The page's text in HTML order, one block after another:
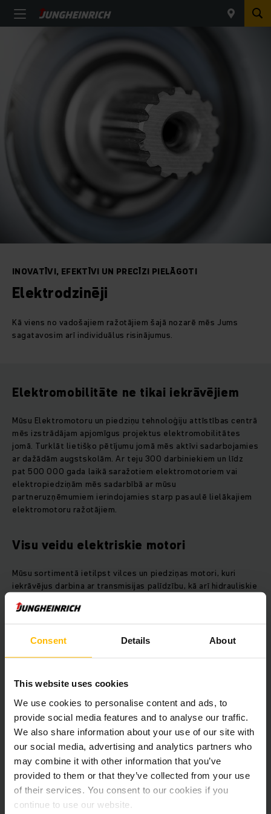
Consent Details About
This website uses cookies
We use cookies to personalise content and ads, to
provide social media features and to analyse our traffic.
We also share information about your use of our site with
our social media, advertising and analytics partners who
may combine it with other information that you’ve
provided to them or that they’ve collected from your use
of their services. You consent to our cookies if you
continue to use our website.
INOVATĪVI, EFEKTĪVI UN PRECĪZI PIELĀGOTI
Elektrodzinēji
Kā viens no vadošajiem ražotājiem šajā nozarē mēs Jums
sagatavosim arī individuālus risinājumus.
Elektromobilitāte ne tikai iekrāvējiem
Mūsu Elektromotoru un piedziņu tehnoloģiju attīstības centrā
mēs izstrādājam apjomīgus projektus elektromobilitātes
jomā. Turklāt lietišķo pētījumu jomā mēs aktīvi sadarbojamies
ar dažādām augstskolām. Ar teju 300 darbiniekiem un līdz
pat 500 000 gada laikā saražotiem elektromotoriem vai
elektropiedziņām mēs sadarbībā ar mūsu
partneruzņēmumiem ierindojamies starp pasaulē lielākajiem
elektromotoru ražotājiem.
Visu veidu elektriskie motori
Mūsu sortimentā ietilpst vilces un piedziņas motori, kuri
iekrāvējus darbina ar transmisijas palīdzību, kā arī hidrauliskie
Turklāt mēs izstrādājam stūres motorus, kurus izmanto
Steer-By-Wire stūres sistēmās vai kā stūres pastiprinātājus.
Kā sistēmu piegādātājs mēs varam izgatavot arī pilnībā
displeju, kabeļiem, kontaktoriem, transmisiju, stūres sistēmu
Ar sinhrono reaktīvo elektrodzinēju
gatavi nākotnei
Mūsu pilnībā no jauna izstrādātie sinhronie reaktīvie
elektrodzinēji sevī apvieno gan sinhronajiem dzinējiem
raksturīgo augsto veiktspēju un energoefektivitāti, gan
trīsfāzu asinhronajiem dzinējiem piemītošās zemās izmaksas
un ar apkopes veikšanu saistītās priekšrocības. Izmantojot